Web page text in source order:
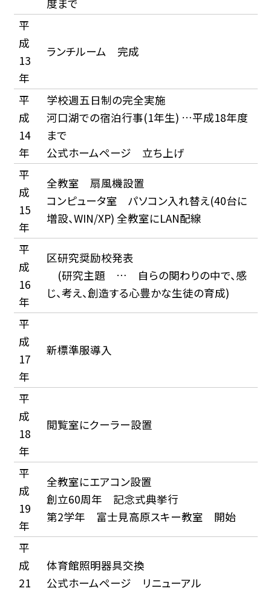
度まで
平
成
13
年
ランチルーム 完成
平
成
14
年
学校週五日制の完全実施
河口湖での宿泊行事(1年生) …平成18年度
まで
公式ホームページ 立ち上げ
平
成
15
年
全教室 扇風機設置
コンピュータ室 パソコン入れ替え(40台に
増設、WIN/XP) 全教室にLAN配線
平
成
16
年
区研究奨励校発表
(研究主題 … 自らの関わりの中で、感
じ、考え、創造する心豊かな生徒の育成)
平
成
17
年
新標準服導入
平
成
18
年
閲覧室にクーラー設置
平
成
19
年
全教室にエアコン設置
創立60周年 記念式典挙行
第2学年 富士見高原スキー教室 開始
平
成
21
体育館照明器具交換
公式ホームページ リニューアル